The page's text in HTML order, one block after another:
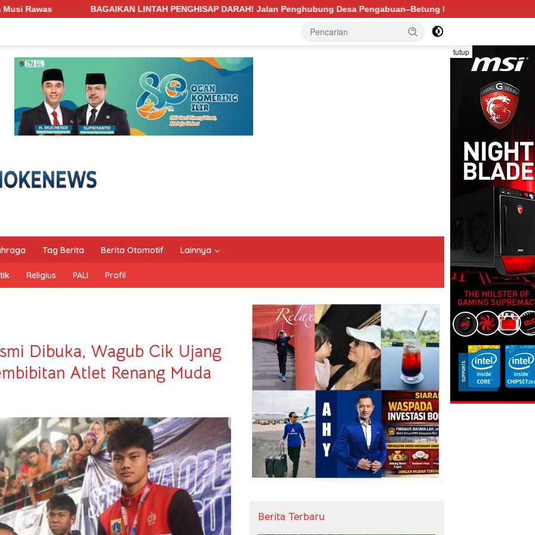
LINTAH PENGHISAP DARAH! Jalan Penghubung Desa Pengabuan–Betung PALI Hancur, Truk Batu Bara PT EPI Diduga Jadi
tutup
Tag Berita Berita Otomotif Lainnya
Religius PALI Profil
Dibuka, Wagub Cik Ujang
Atlet Renang Muda
Berita Terbaru